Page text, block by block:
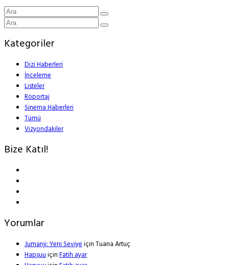
Kategoriler
Dizi Haberleri
İnceleme
Listeler
Röportaj
Sinema Haberleri
Tümü
Vizyondakiler
Bize Katıl!
Yorumlar
Jumanji: Yeni SeviyeiçinTuana Artuç
HapşuuiçinFatih ayar